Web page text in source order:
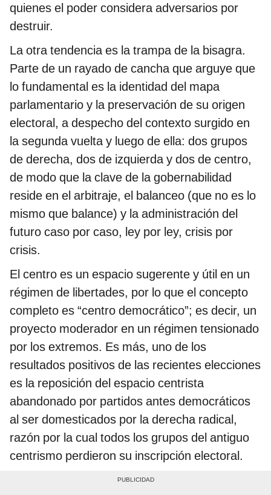
quienes el poder considera adversarios por
destruir.
La otra tendencia es la trampa de la bisagra.
Parte de un rayado de cancha que arguye que
lo fundamental es la identidad del mapa
parlamentario y la preservación de su origen
electoral, a despecho del contexto surgido en
la segunda vuelta y luego de ella: dos grupos
de derecha, dos de izquierda y dos de centro,
de modo que la clave de la gobernabilidad
reside en el arbitraje, el balanceo (que no es lo
mismo que balance) y la administración del
futuro caso por caso, ley por ley, crisis por
crisis.
El centro es un espacio sugerente y útil en un
régimen de libertades, por lo que el concepto
completo es “centro democrático”; es decir, un
proyecto moderador en un régimen tensionado
por los extremos. Es más, uno de los
resultados positivos de las recientes elecciones
es la reposición del espacio centrista
abandonado por partidos antes democráticos
al ser domesticados por la derecha radical,
razón por la cual todos los grupos del antiguo
centrismo perdieron su inscripción electoral.